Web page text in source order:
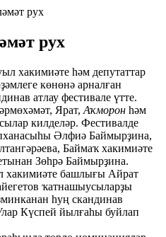
рух
рух
хакимиәте һәм депутаттар
көнөнә арналған
атлау фестивале үтте.
Ярат, Аҡморон һәм
килделәр. Фестивалде
Әлфиә Баймырҙина,
Баймаҡ хакимиәте
Зөһрә Баймырҙина.
хакимиәте башлығы Айрат
ҡатнашыусыларҙы
һуң скандинав
Күспей йылғаһы буйлап